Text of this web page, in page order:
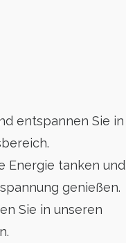
entspannen Sie in
Energie tanken und
genießen.
Sie in unseren